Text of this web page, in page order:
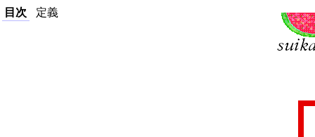
目次 定義